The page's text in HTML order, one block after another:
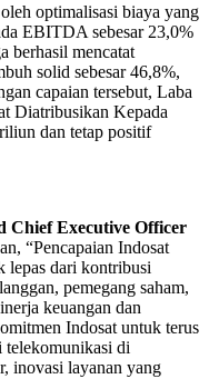
optimalisasi biaya yang
EBITDA sebesar 23,0%
berhasil mencatat
solid sebesar 46,8%,
capaian tersebut, Laba
Diatribusikan Kepada
dan tetap positif
Chief Executive Officer
“Pencapaian Indosat
lepas dari kontribusi
pemegang saham,
keuangan dan
Indosat untuk terus
telekomunikasi di
inovasi layanan yang